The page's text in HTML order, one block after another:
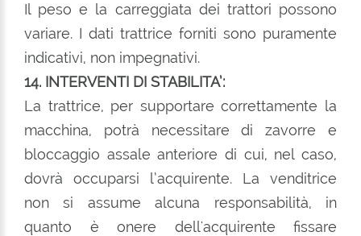
Il peso e la carreggiata dei trattori possono
variare. I dati trattrice forniti sono puramente
indicativi, non impegnativi.
14. INTERVENTI DI STABILITA’:
La trattrice, per supportare correttamente la
macchina, potrà necessitare di zavorre e
bloccaggio assale anteriore di cui, nel caso,
dovrà occuparsi l’acquirente. La venditrice
non si assume alcuna responsabilità, in
quanto è onere dell'acquirente fissare